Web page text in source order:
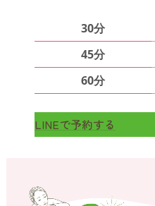
30分
45分
60分
LINEで予約する